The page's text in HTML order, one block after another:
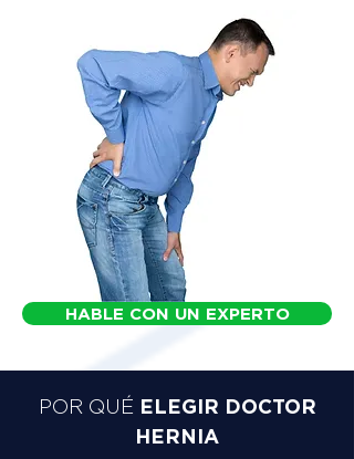
HABLE CON UN EXPERTO
POR QUÉ ELEGIR DOCTOR
HERNIA